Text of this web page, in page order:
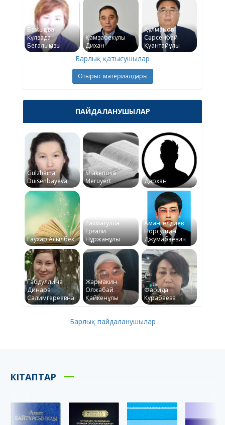
Бажықова
Күлзада
Бегалықызы
Қамзабекұлы
Дихан
Құлманов
Сәрсенбай
Қуантайұлы
Барлық қатысушылар
Отырыс материалдары
ПАЙДАЛАНУШЫЛАР
Gulzhaina
Duisenbayeva
Shakenova
Meruyert
Дархан
Гаухар Асылбек
Рахматулла
Ерғали
Нұржанұлы
Амангелдиев
Норсултан
Джумабаевич
Габдуллина
Динара
Салимгереевна
Жармакин
Олжабай
Қайкенұлы
Фарида
Курабаева
Барлық пайдаланушылар
КІТАПТАР